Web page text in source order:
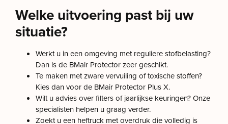
Welke uitvoering past bij uw
situatie?
Werkt u in een omgeving met reguliere stofbelasting?
Dan is de BMair Protector zeer geschikt.
Te maken met zware vervuiling of toxische stoffen?
Kies dan voor de BMair Protector Plus X.
Wilt u advies over filters of jaarlijkse keuringen? Onze
specialisten helpen u graag verder.
Zoekt u een heftruck met overdruk die volledig is